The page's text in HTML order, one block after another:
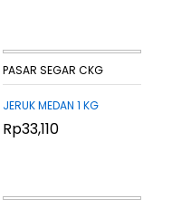
PASAR SEGAR CKG
JERUK MEDAN 1 KG
Rp33,110
Rp33,110